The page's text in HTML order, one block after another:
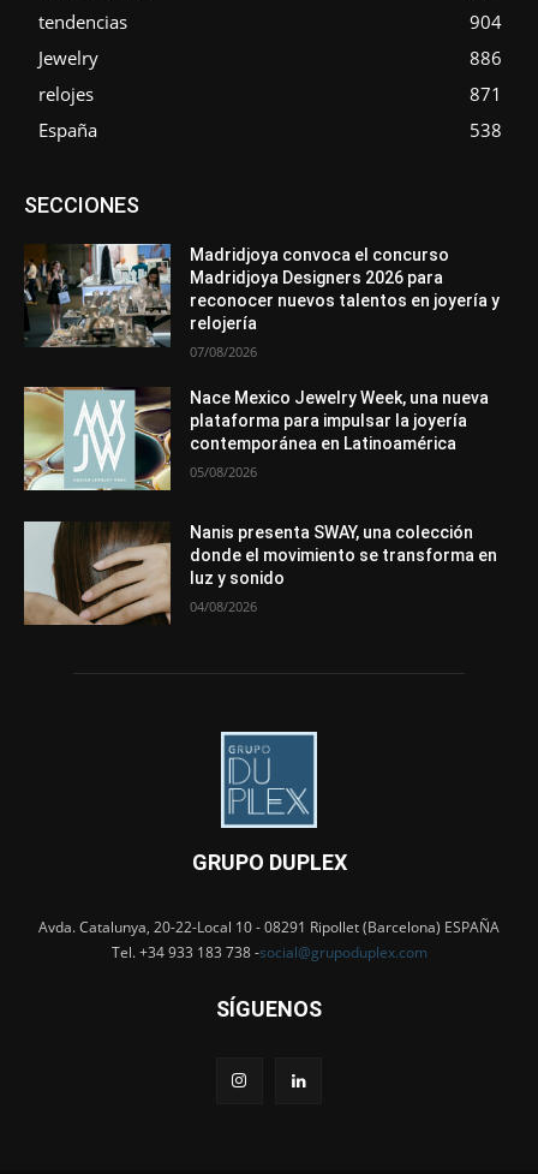
tendencias
904
Jewelry
886
relojes
871
España
538
SECCIONESAsociaciones
Entrevistas
Mundo Técnico
Novedades Opiniones
Perspectiva
Premios
Secciones Sin categoría
Más
Madridjoya convoca el concurso
Madridjoya Designers 2026 para
reconocer nuevos talentos en joyería y
relojería
07/08/2026
Nace Mexico Jewelry Week, una nueva
plataforma para impulsar la joyería
contemporánea en Latinoamérica
05/08/2026
Nanis presenta SWAY, una colección
donde el movimiento se transforma en
luz y sonido
04/08/2026
GRUPO DUPLEX
Avda. Catalunya, 20-22-Local 10 - 08291 Ripollet (Barcelona) ESPAÑA
Tel. +34 933 183 738 -social@grupoduplex.com
SÍGUENOS